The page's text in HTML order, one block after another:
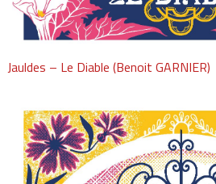
Jauldes – Le Diable (Benoit GARNIER)